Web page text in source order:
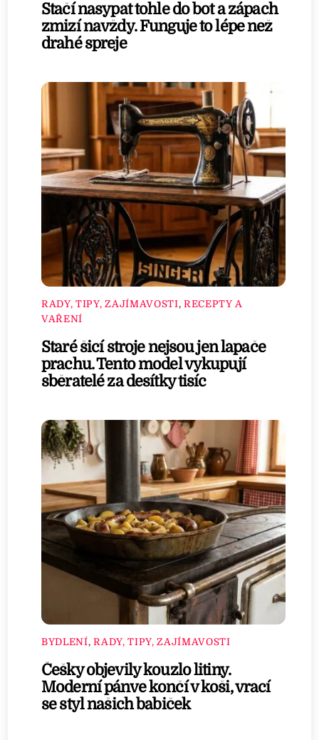
Stačí nasypat tohle do bot a zápach
zmizí navždy. Funguje to lépe než
drahé spreje
RADY, TIPY, ZAJÍMAVOSTI, RECEPTY A
VAŘENÍ
Staré šicí stroje nejsou jen lapače
prachu. Tento model vykupují
sběratelé za desítky tisíc
BYDLENÍ,RADY, TIPY, ZAJÍMAVOSTI
Češky objevily kouzlo litiny.
Moderní pánve končí v koši, vrací
se styl našich babiček